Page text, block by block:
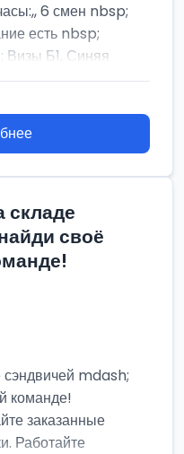
6 смен nbsp;
есть nbsp;
Визы Б1, Синяя
складе
своё
mdash;
команде!
заказанные
Работайте